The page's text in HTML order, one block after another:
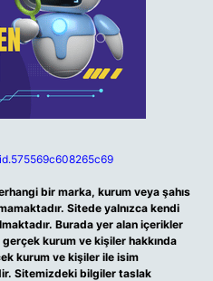
bir marka, kurum veya şahıs
Sitede yalnızca kendi
Burada yer alan içerikler
kurum ve kişiler hakkında
kurum ve kişiler ile isim
Sitemizdeki bilgiler taslak